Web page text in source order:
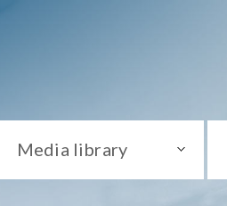
Media library